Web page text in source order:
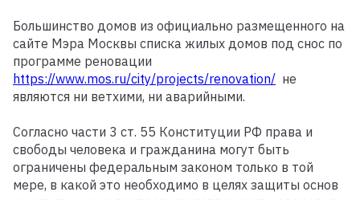
Большинство домов из официально размещенного на
сайте Мэра Москвы списка жилых домов под снос по
программе реновации
https://www.mos.ru/city/projects/renovation/ не
являются ни ветхими, ни аварийными.
Согласно части 3 ст. 55 Конституции РФ права и
свободы человека и гражданина могут быть
ограничены федеральным законом только в той
мере, в какой это необходимо в целях защиты основ